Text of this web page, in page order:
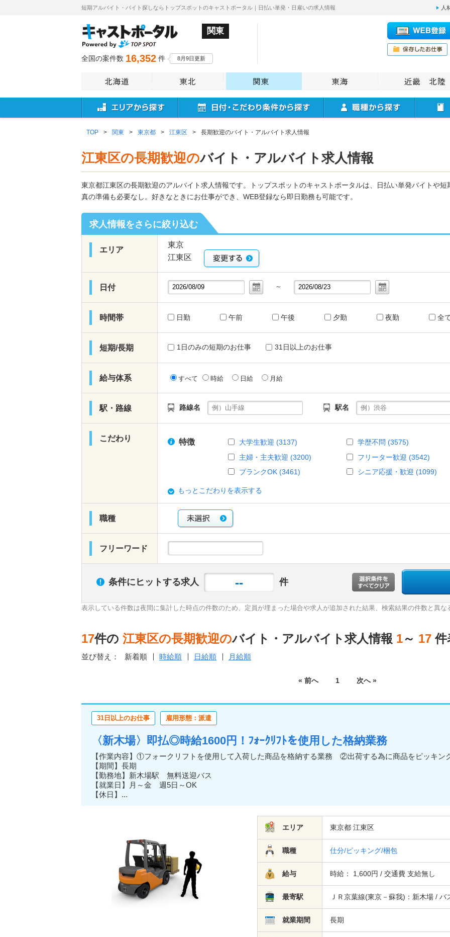
短期アルバイト・バイト探しならトップスポットのキャストポータル｜日払い単発・日雇いの求人情報 人
関東
全国の案件数 16,352 件 8月9日更新
TOP > 関東 > 東京都 > 江東区 > 長期歓迎のバイト・アルバイト求人情報
江東区の長期歓迎のバイト・アルバイト求人情報
東京都江東区の長期歓迎のアルバイト求人情報です。トップスポットのキャストポータルは、日払い単発バイトや
真の準備も必要なし。好きなときにお仕事ができ、WEB登録なら即日勤務も可能です。
求人情報をさらに絞り込む
エリア
東京
江東区
日付 ～
時間帯 日勤 午前 午後 夕勤 夜勤 全
短期/長期 1日のみの短期のお仕事 31日以上のお仕事
給与体系 すべて 時給 日給 月給
駅・路線 路線名 駅名
こだわり 特徴 大学生歓迎 (3137)
学歴不問 (3575)
主婦・主夫歓迎 (3200)
フリーター歓迎 (3542)
ブランクOK (3461)
シニア応援・歓迎 (1099)
もっとこだわりを表示する
職種
フリーワード
条件にヒットする求人 -- 件
表示している件数は夜間に集計した時点の件数のため、定員が埋まった場合や求人が追加された結果、検索結果の件数と異な
17件の 江東区の長期歓迎のバイト・アルバイト求人情報 1～ 17 件
並び替え： 新着順 時給順 日給順 月給順
« 前へ 1 次へ »
31日以上のお仕事 雇用形態：派遣
〈新木場〉即払◎時給1600円！ﾌｫｰｸﾘﾌﾄを使用した格納業務
【作業内容】①フォークリフトを使用して入荷した商品を格納する業務 ②出荷する為に商品をピッキン
【期間】長期
【勤務地】新木場駅 無料送迎バス
【就業日】月～金 週5日～OK
【休日】...
エリア 東京都 江東区
職種 仕分/ピッキング/梱包
給与 時給： 1,600円 / 交通費 支給無し
最寄駅 ＪＲ京葉線(東京－蘇我)：新木場 / バ
就業期間 長期